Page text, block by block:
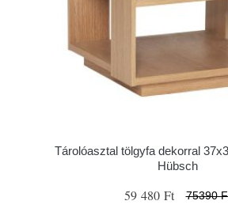
Tárolóasztal tölgyfa dekorral
Hübsch
59 480 Ft 75390